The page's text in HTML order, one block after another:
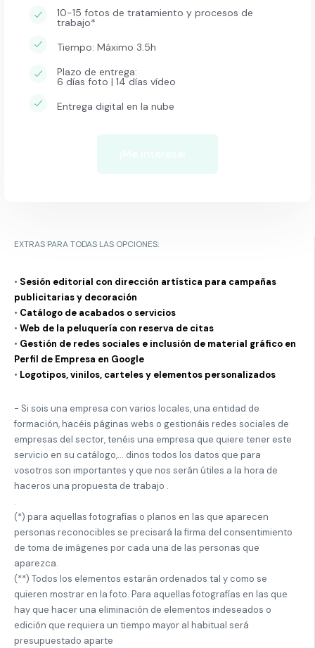
10-15 fotos de tratamiento y procesos de
trabajo*
Tiempo: Máximo 3.5h
Plazo de entrega:
6 días foto | 14 días vídeo
Entrega digital en la nube
EXTRAS PARA TODAS LAS OPCIONES:
• Sesión editorial con dirección artística para campañas
publicitarias y decoración
• Catálogo de acabados o servicios
• Web de la peluquería con reserva de citas
• Gestión de redes sociales e inclusión de material gráfico en
Perfil de Empresa en Google
• Logotipos, vinilos, carteles y elementos personalizados
- Si sois una empresa con varios locales, una entidad de
formación, hacéis páginas webs o gestionáis redes sociales de
empresas del sector, tenéis una empresa que quiere tener este
servicio en su catálogo,... dinos todos los datos que para
vosotros son importantes y que nos serán útiles a la hora de
haceros una propuesta de trabajo .
.
(*) para aquellas fotografías o planos en las que aparecen
personas reconocibles se precisará la firma del consentimiento
de toma de imágenes por cada una de las personas que
aparezca.
(**) Todos los elementos estarán ordenados tal y como se
quieren mostrar en la foto. Para aquellas fotografías en las que
hay que hacer una eliminación de elementos indeseados o
edición que requiera un tiempo mayor al habitual será
presupuestado aparte